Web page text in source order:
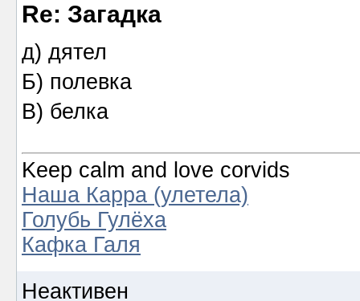
Re: Загадка
д) дятел
Б) полевка
В) белка
Keep calm and love corvids
Наша Карра (улетела)
Голубь Гулёха
Кафка Галя
Неактивен